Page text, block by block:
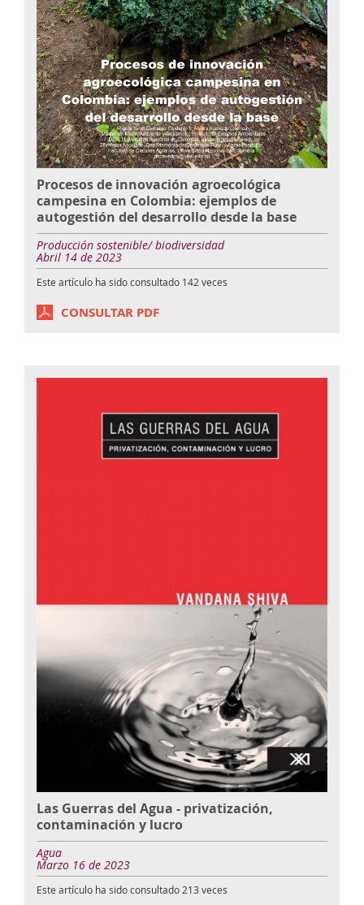
Procesos de innovación agroecológica
campesina en Colombia: ejemplos de
autogestión del desarrollo desde la base
Producción sostenible/ biodiversidad
Abril 14 de 2023
Este artículo ha sido consultado 142 veces
CONSULTAR PDF
Las Guerras del Agua - privatización,
contaminación y lucro
Agua
Marzo 16 de 2023
Este artículo ha sido consultado213 veces